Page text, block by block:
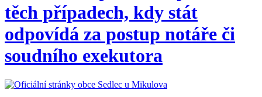
těch případech, kdy stát
odpovídá za postup notáře či
soudního exekutora